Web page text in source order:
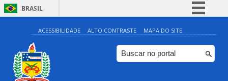
BRASIL
Simplifique!
Comunica BR
Participe
ACESSIBILIDADE ALTO CONTRASTE MAPA DO SITE